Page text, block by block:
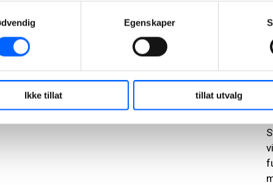
Egenskaper
Ikke tillat tillat utvalg